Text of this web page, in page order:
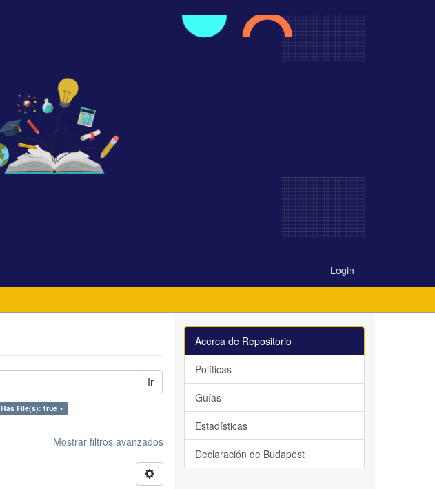
Login
Ir
Has File(s): true ×
Mostrar filtros avanzados
Acerca de Repositorio
Políticas
Guías
Estadísticas
Declaración de Budapest